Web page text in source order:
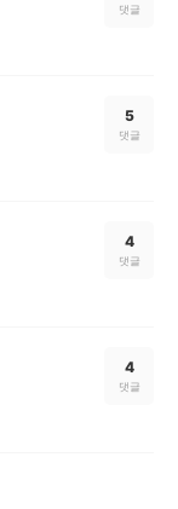
댓글
5
댓글
4
댓글
4
댓글